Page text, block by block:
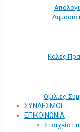
Καλές
Ομιλίες-
ΣΥΝΔΕΣΜΟΙ
ΕΠΙΚΟΙΝΩΝΙΑ
Στοιχεία